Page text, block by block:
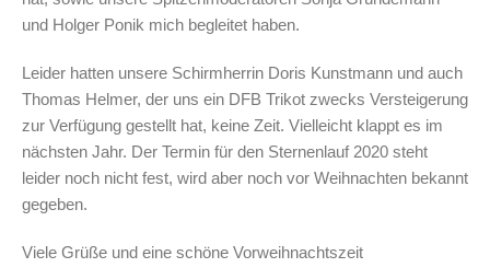
und Holger Ponik mich begleitet haben.
Leider hatten unsere Schirmherrin Doris Kunstmann und auch
Thomas Helmer, der uns ein DFB Trikot zwecks Versteigerung
zur Verfügung gestellt hat, keine Zeit. Vielleicht klappt es im
nächsten Jahr. Der Termin für den Sternenlauf 2020 steht
leider noch nicht fest, wird aber noch vor Weihnachten bekannt
gegeben.
Viele Grüße und eine schöne Vorweihnachtszeit